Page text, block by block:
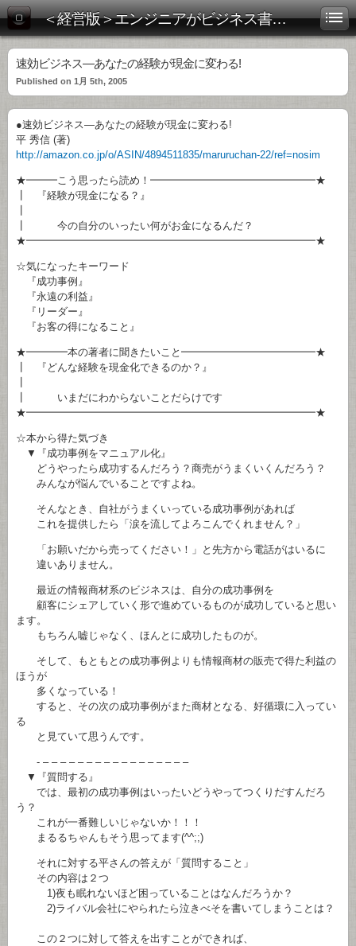
＜経営版＞エンジニアがビジネス書を斬る！
速効ビジネス―あなたの経験が現金に変わる!
Published on 1月 5th, 2005
●速効ビジネス―あなたの経験が現金に変わる!
平 秀信 (著)
http://amazon.co.jp/o/ASIN/4894511835/maruruchan-22/ref=nosim
★━━━こう思ったら読め！━━━━━━━━━━━━━━━━★
┃ 『経験が現金になる？』
┃ 今の自分のいったい何がお金になるんだ？
★━━━━━━━━━━━━━━━━━━━━━━━━━━━━★
☆気になったキーワード
『成功事例』
『永遠の利益』
『リーダー』
『お客の得になること』
★━━━━本の著者に聞きたいこと━━━━━━━━━━━━━★
┃ 『どんな経験を現金化できるのか？』
┃ いまだにわからないことだらけです
★━━━━━━━━━━━━━━━━━━━━━━━━━━━━★
☆本から得た気づき
▼『成功事例をマニュアル化』
どうやったら成功するんだろう？商売がうまくいくんだろう？
みんなが悩んでいることですよね。
そんなとき、自社がうまくいっている成功事例があれば
これを提供したら「涙を流してよろこんでくれません？」
「お願いだから売ってください！」と先方から電話がはいるに
違いありません。
最近の情報商材系のビジネスは、自分の成功事例を
顧客にシェアしていく形で進めているものが成功していると思い
ます。
もちろん嘘じゃなく、ほんとに成功したものが。
そして、もともとの成功事例よりも情報商材の販売で得た利益の
ほうが
多くなっている！
すると、その次の成功事例がまた商材となる、好循環に入ってい
る
と見ていて思うんです。
- – – – – – – – – – – – – – – – – –
▼『質問する』
では、最初の成功事例はいったいどうやってつくりだすんだろ
う？
これが一番難しいじゃないか！！！
まるるちゃんもそう思ってます(^^;;)
それに対する平さんの答えが「質問すること」
その内容は２つ
1)夜も眠れないほど困っていることはなんだろうか？
2)ライバル会社にやられたら泣きべそを書いてしまうことは？
この２つに対して答えを出すことができれば、